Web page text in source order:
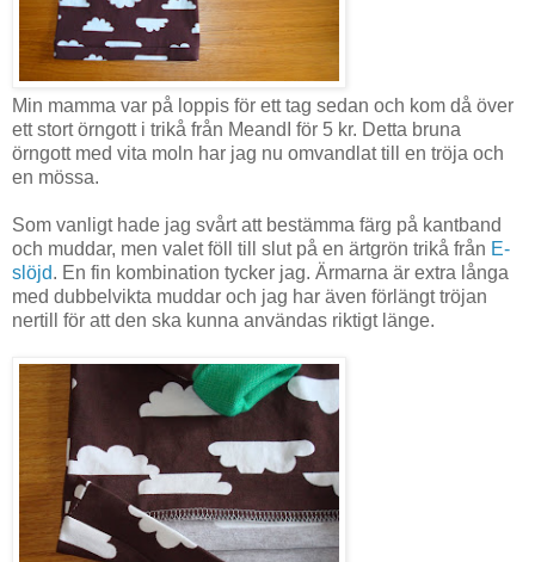
Min mamma var på loppis för ett tag sedan och kom då över
ett stort örngott i trikå från MeandI för 5 kr. Detta bruna
örngott med vita moln har jag nu omvandlat till en tröja och
en mössa.
Som vanligt hade jag svårt att bestämma färg på kantband
och muddar, men valet föll till slut på en ärtgrön trikå från E-
slöjd. En fin kombination tycker jag. Ärmarna är extra långa
med dubbelvikta muddar och jag har även förlängt tröjan
nertill för att den ska kunna användas riktigt länge.